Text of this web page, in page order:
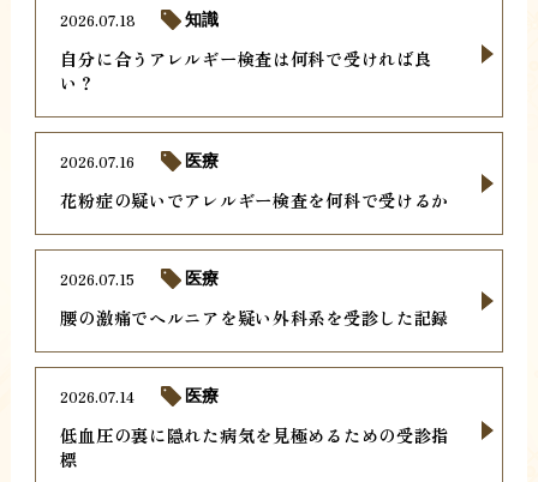
自分に合うアレルギー検査は何科で受ければ良
い？
2026.07.18 知識
花粉症の疑いでアレルギー検査を何科で受けるか
2026.07.16 医療
腰の激痛でヘルニアを疑い外科系を受診した記録
2026.07.15 医療
低血圧の裏に隠れた病気を見極めるための受診指
標
2026.07.14 医療